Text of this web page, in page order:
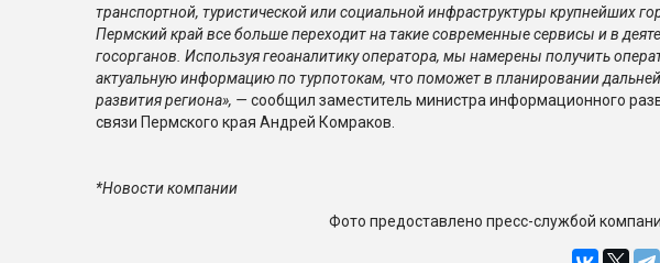
транспортной, туристической или социальной инфраструктуры крупнейших
Пермский край все больше переходит на такие современные сервисы и в
госорганов. Используя геоаналитику оператора, мы намерены получить
актуальную информацию по турпотокам, что поможет в планировании
развития региона», — сообщил заместитель министра информационного
связи Пермского края Андрей Комраков.
*Новости компании
Фото предоставлено пресс-службой